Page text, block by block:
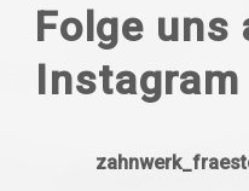
Folge uns
Instagram